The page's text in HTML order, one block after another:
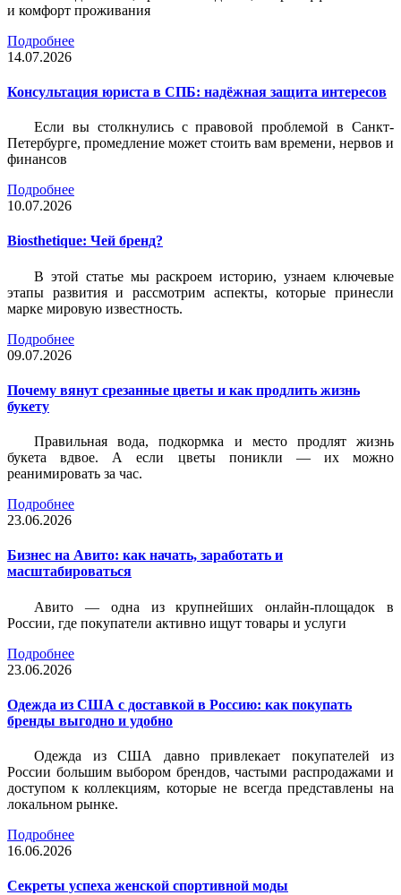
и комфорт проживания
Подробнее
14.07.2026
Консультация юриста в СПБ: надёжная защита интересов
Если вы столкнулись с правовой проблемой в Санкт-
Петербурге, промедление может стоить вам времени, нервов и
финансов
Подробнее
10.07.2026
Biosthetique: Чей бренд?
В этой статье мы раскроем историю, узнаем ключевые
этапы развития и рассмотрим аспекты, которые принесли
марке мировую известность.
Подробнее
09.07.2026
Почему вянут срезанные цветы и как продлить жизнь
букету
Правильная вода, подкормка и место продлят жизнь
букета вдвое. А если цветы поникли — их можно
реанимировать за час.
Подробнее
23.06.2026
Бизнес на Авито: как начать, заработать и
масштабироваться
Авито — одна из крупнейших онлайн-площадок в
России, где покупатели активно ищут товары и услуги
Подробнее
23.06.2026
Одежда из США с доставкой в Россию: как покупать
бренды выгодно и удобно
Одежда из США давно привлекает покупателей из
России большим выбором брендов, частыми распродажами и
доступом к коллекциям, которые не всегда представлены на
локальном рынке.
Подробнее
16.06.2026
Секреты успеха женской спортивной моды